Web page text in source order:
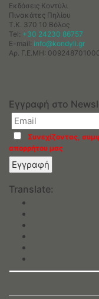
Εκδόσεις Κοντύλι
Πινακάτες Πηλίου
Τ.Κ. 370 10 Βόλος
Tel: +30 24230 86757
E-mail: info@kondyli.gr
Αρ. Γ.Ε.ΜΗ:
Εγγραφή στο
Συνεχίζοντας,
απορρήτου μας
Translate: